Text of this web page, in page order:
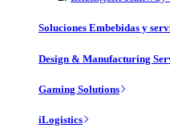
Soluciones Embebidas y
Design & Manufacturing
Gaming Solutions
iLogistics